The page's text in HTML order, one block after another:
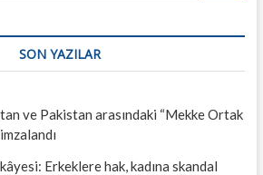
SON YAZILAR
ve Pakistan arasındaki “Mekke Ortak
Erkeklere hak, kadına skandal